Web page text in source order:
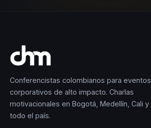
Conferencistas colombianos para eventos
corporativos de alto impacto. Charlas
motivacionales en Bogotá, Medellín, Cali y
todo el país.